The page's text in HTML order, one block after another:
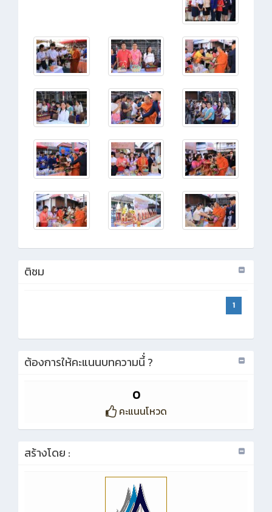
ติชม
1
ต้องการให้คะแนนบทความนี้่ ?
0
คะแนนโหวด
สร้างโดย :